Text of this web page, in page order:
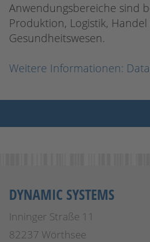
Anwendungsbereiche sind
Produktion, Logistik,
Gesundheitswesen.
Weitere Informationen:
DYNAMIC SYSTEMS
Inninger Straße 11
82237 Wörthsee